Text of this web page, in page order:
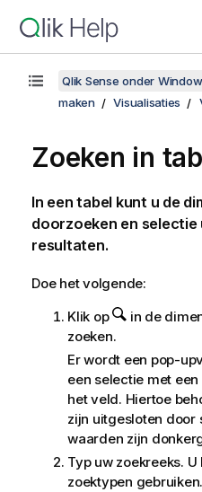
Qlik Sense onder
maken
Visualisaties
Zoeken in
In een tabel kunt u de
doorzoeken en
resultaten.
Doe het volgende:
Klik op
in de
zoeken.
Er wordt een pop-
een selectie met
het veld. Hiertoe
zijn uitgesloten door
waarden zijn
Typ uw zoekreeks.
zoektypen